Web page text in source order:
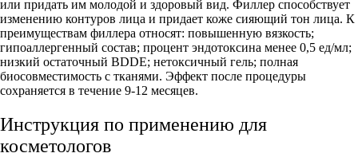
или придать им молодой и здоровый вид. Филлер способствует
изменению контуров лица и придает коже сияющий тон лица. К
преимуществам филлера относят: повышенную вязкость;
гипоаллергенный состав; процент эндотоксина менее 0,5 ед/мл;
низкий остаточный BDDE; нетоксичный гель; полная
биосовместимость с тканями. Эффект после процедуры
сохраняется в течение 9-12 месяцев.
Инструкция по применению для
косметологов